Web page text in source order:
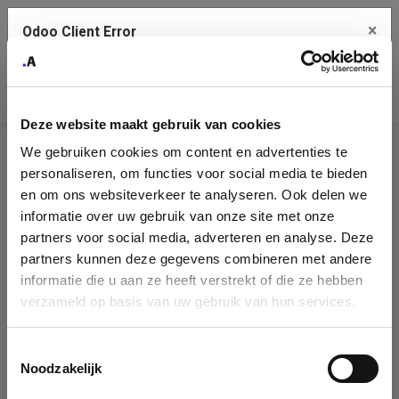
Deze website maakt gebruik van cookies
We gebruiken cookies om content en advertenties te
personaliseren, om functies voor social media te bieden
en om ons websiteverkeer te analyseren. Ook delen we
informatie over uw gebruik van onze site met onze
partners voor social media, adverteren en analyse. Deze
partners kunnen deze gegevens combineren met andere
informatie die u aan ze heeft verstrekt of die ze hebben
verzameld op basis van uw gebruik van hun services.
Noodzakelijk
Company
Identification
Please fill in your company details
You can search a company in our database by name, VAT or
enterprise ID. When a company is selected it will auto-complete the
form. If you don't find your company in our database, you can create
Odoo Client Error ×
service.
See details
Ok